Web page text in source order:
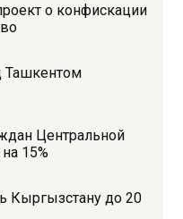
о конфискации
Ташкентом
Центральной
15%
Кыргызстану до 20